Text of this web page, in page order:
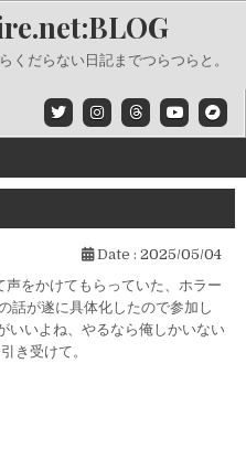
くだらない日記までつらつらと。
Date : 2025/05/04
をかけてもらっていた、ホラー
話が遂に具体化したので参加し
いいよね、やるなら俺しかいない
き受けて。